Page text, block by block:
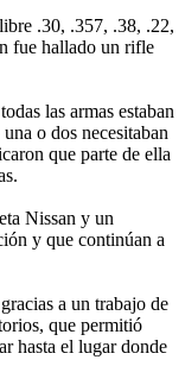
.30, .357, .38, .22,
fue hallado un rifle
las armas estaban
o dos necesitaban
que parte de ella
Nissan y un
y que continúan a
a un trabajo de
que permitió
hasta el lugar donde